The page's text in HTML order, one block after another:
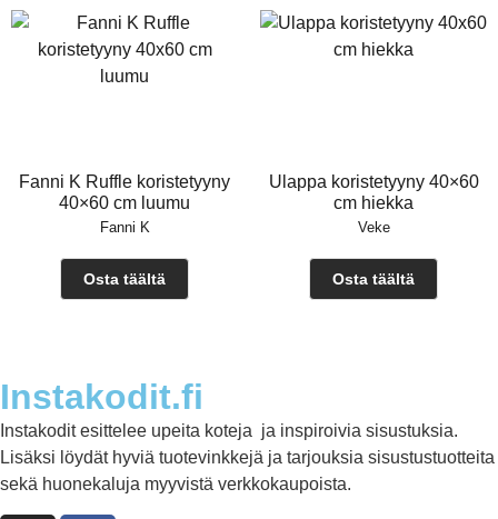
Fanni K Ruffle koristetyyny
40×60 cm luumu
Fanni K
Osta täältä
Ulappa koristetyyny 40×60
cm hiekka
Veke
Osta täältä
Instakodit.fi
Instakodit esittelee upeita koteja ja inspiroivia sisustuksia.
Lisäksi löydät hyviä tuotevinkkejä ja tarjouksia sisustustuotteita
sekä huonekaluja myyvistä verkkokaupoista.